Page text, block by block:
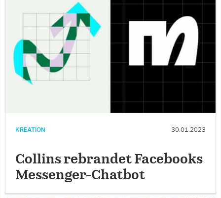
KREATION 30.01.2023
Collins rebrandet Facebooks
Messenger-Chatbot